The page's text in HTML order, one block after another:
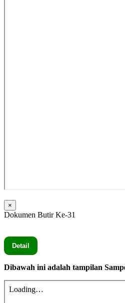
×
Dokumen Butir Ke-31
Detail
Dibawah ini adalah tampilan